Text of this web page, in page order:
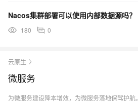
Nacos集群部署可以使用内部数据源吗？
180 0
云原生
微服务
为微服务建设降本增效，为微服务落地保驾护航。